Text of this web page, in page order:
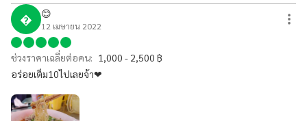
 😊
12 เมษายน 2022
ช่วงราคาเฉลี่ยต่อคน: 1,000 - 2,500 ฿
อร่อยเต็ม10ไปเลยจ้า❤